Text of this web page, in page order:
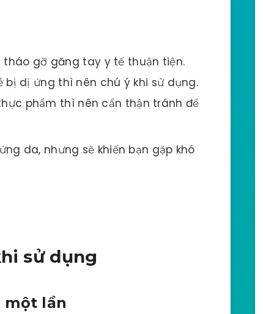
gỡ găng tay y tế thuận tiện.
bị dị ứng thì nên chú ý khi sử dụng.
phẩm thì nên cẩn thận tránh để
da, nhưng sẽ khiến bạn gặp khó
sử dụng
một lần